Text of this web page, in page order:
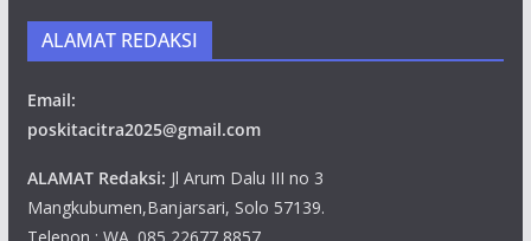
ALAMAT REDAKSI
Email:
poskitacitra2025@gmail.com
ALAMAT Redaksi: Jl Arum Dalu III no 3
Mangkubumen,Banjarsari, Solo 57139.
Telepon : WA. 085 22677 8857